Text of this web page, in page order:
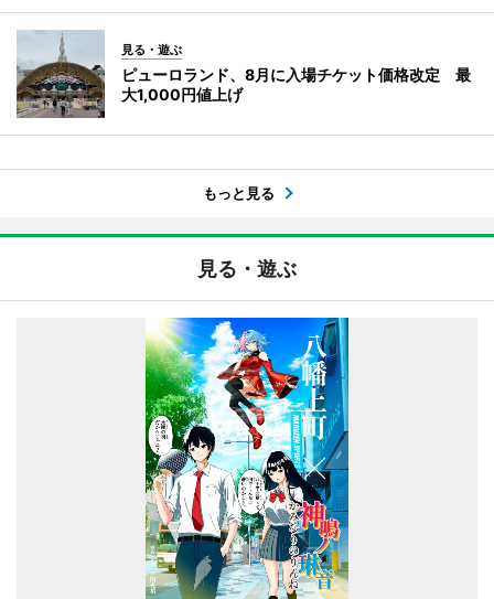
見る・遊ぶ
ピューロランド、8月に入場チケット価格改定 最
大1,000円値上げ
もっと見る
見る・遊ぶ